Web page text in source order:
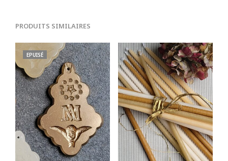
PRODUITS SIMILAIRES
EPUISÉ